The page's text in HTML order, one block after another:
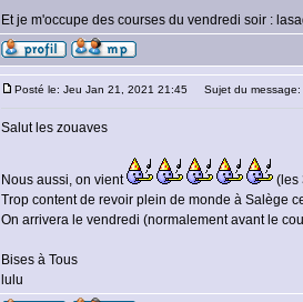
Et je m'occupe des courses du vendredi soir :
Posté le: Jeu Jan 21, 2021 21:45 Sujet du message:
Salut les zouaves
Nous aussi, on vient
(les
Trop content de revoir plein de monde à Salège
On arrivera le vendredi (normalement avant le
Bises à Tous
lulu